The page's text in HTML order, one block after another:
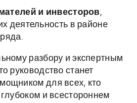
и инвесторов,
деятельность в районе
разбору и экспертным
руководство станет
для всех, кто
и всестороннем